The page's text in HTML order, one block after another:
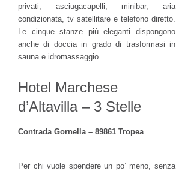
privati, asciugacapelli, minibar, aria
condizionata, tv satellitare e telefono diretto.
Le cinque stanze più eleganti dispongono
anche di doccia in grado di trasformasi in
sauna e idromassaggio.
Hotel Marchese
d’Altavilla – 3 Stelle
Contrada Gornella – 89861 Tropea
Per chi vuole spendere un po’ meno, senza